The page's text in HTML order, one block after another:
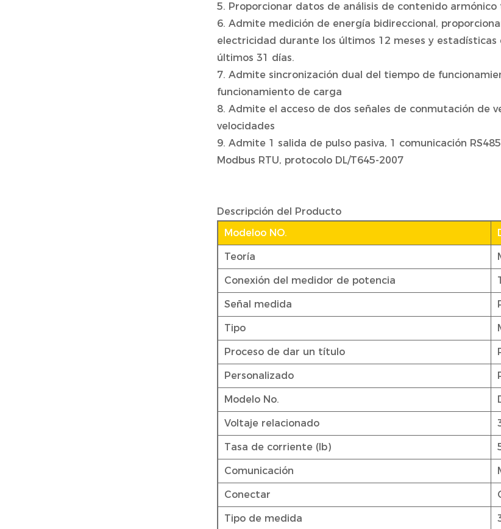
5. Proporcionar datos de análisis de contenido
6. Admite medición de energía bidireccional,
electricidad durante los últimos 12 meses y
últimos 31 días.
7. Admite sincronización dual del tiempo de
funcionamiento de carga
8. Admite el acceso de dos señales de conmutación de
velocidades
9. Admite 1 salida de pulso pasiva, 1 comunicación
Modbus RTU, protocolo DL/T645-2007
Descripción del Producto
Modeloo NO.
Teoría
Conexión del medidor de potencia
Señal medida
Tipo
Proceso de dar un título
Personalizado
Modelo No.
Voltaje relacionado
Tasa de corriente (Ib)
Comunicación
Conectar
Tipo de medida